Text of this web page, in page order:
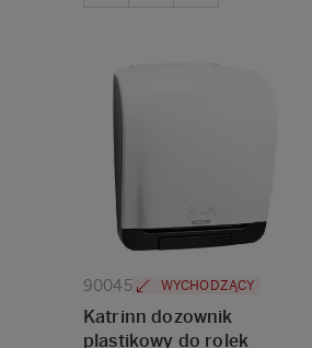
90045 WYCHODZĄCY
Katrinn dozownik
plastikowy do rolek